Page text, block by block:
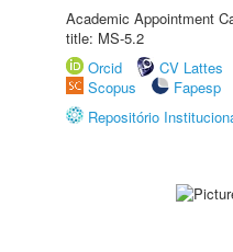
Academic Appointment
title: MS-5.2
Orcid
CV Lattes
Scopus
Fapesp
Repositório